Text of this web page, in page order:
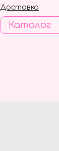
Каталог
Доставка